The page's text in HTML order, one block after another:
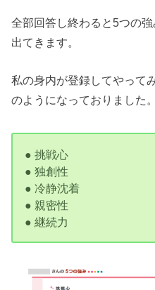
全部回答し終わると5つの
出てきます。
私の身内が登録してやって
のようになっておりました。
● 挑戦心
● 独創性
● 冷静沈着
● 親密性
● 継続力